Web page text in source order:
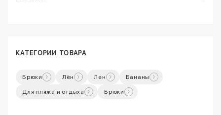
КАТЕГОРИИ ТОВАРА
Брюки Лён Лен Бананы
Для пляжа и отдыха Брюки